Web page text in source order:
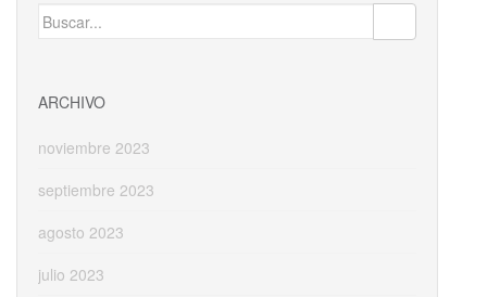
Buscar:
ARCHIVO
noviembre 2023
septiembre 2023
agosto 2023
julio 2023